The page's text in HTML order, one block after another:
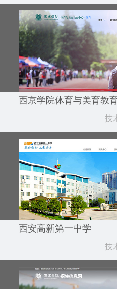
西京学院体育与美育教
技
西安高新第一中学
技